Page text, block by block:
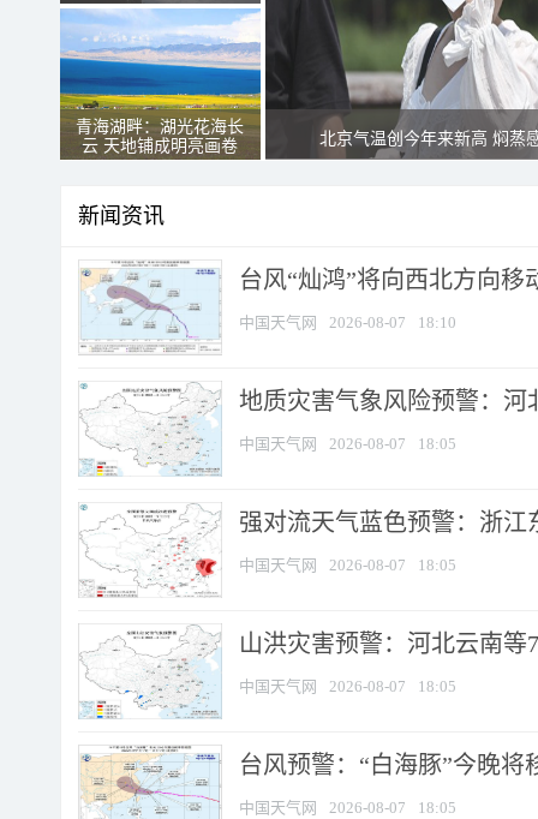
青海湖畔：湖光花海长
云 天地铺成明亮画卷
北京气温创今年来新高 焖蒸
新闻资讯
台风“灿鸿”将向西北方向移
中国天气网 2026-08-07 18:10
地质灾害气象风险预警：河
中国天气网 2026-08-07 18:05
强对流天气蓝色预警：浙江
中国天气网 2026-08-07 18:05
山洪灾害预警：河北云南
中国天气网 2026-08-07 18:05
台风预警：“白海豚”今晚将
中国天气网 2026-08-07 18:05